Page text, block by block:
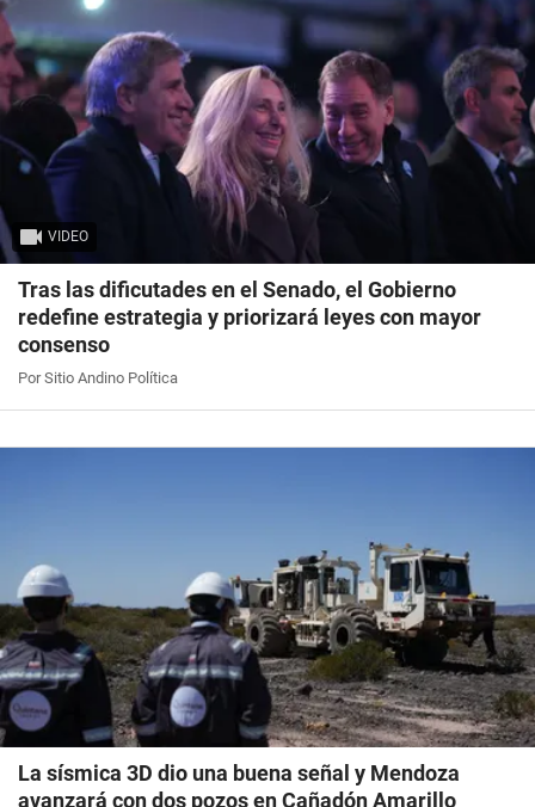
VIDEO
Tras las dificutades en el Senado, el Gobierno
redefine estrategia y priorizará leyes con mayor
consenso
Por Sitio Andino Política
La sísmica 3D dio una buena señal y Mendoza
avanzará con dos pozos en Cañadón Amarillo